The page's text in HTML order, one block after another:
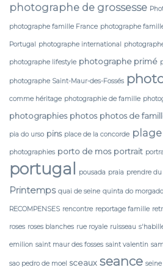
photographe de grossesse
photographe famille France photographe
Portugal photographe international
photographe lifestyle photographe primé
photographe Saint-Maur-des-Fossés
comme héritage photographie de famille
photographies photos photos de
pia do urso pins place de la concorde plage
photographies porto de mos portrait
portugal pousada praia prendre
Printemps quai de seine quinta do morgado
RECOMPENSES rencontre reportage famille
roses roses blanches rue royale ruisseau
emilion saint maur des fosses saint valentin
sao pedro de moel sceaux seance seine